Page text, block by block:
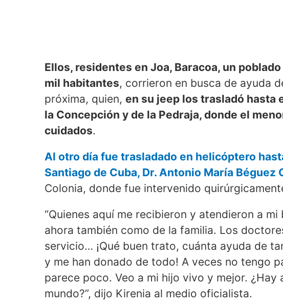
Ellos, residentes en Joa, Baracoa, un
mil habitantes, corrieron en busca de ayuda
próxima, quien, en su jeep los trasladó hasta
la Concepción y de la Pedraja, donde el
cuidados.
Al otro día fue trasladado en helicóptero
Santiago de Cuba, Dr. Antonio María Béguez
Colonia, donde fue intervenido
“Quienes aquí me recibieron y atendieron a
ahora también como de la familia. Los
servicio… ¡Qué buen trato, cuánta ayuda de
y me han donado de todo! A veces no tengo
parece poco. Veo a mi hijo vivo y mejor. ¿Hay
mundo?”, dijo Kirenia al medio oficialista.